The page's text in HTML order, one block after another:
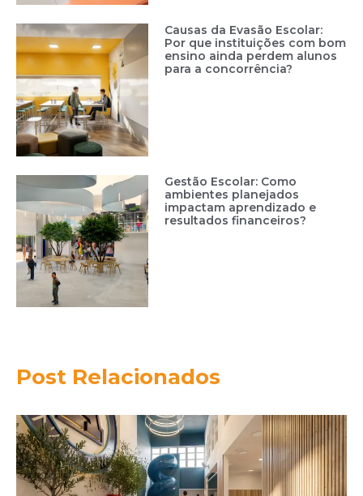
Causas da Evasão Escolar:
Por que instituições com bom
ensino ainda perdem alunos
para a concorrência?
Gestão Escolar: Como
ambientes planejados
impactam aprendizado e
resultados financeiros?
Post Relacionados